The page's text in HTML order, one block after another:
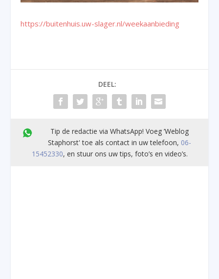
https://buitenhuis.uw-slager.nl/weekaanbieding
DEEL:
Tip de redactie via WhatsApp! Voeg ’Weblog
Staphorst' toe als contact in uw telefoon, 06-
15452330, en stuur ons uw tips, foto’s en video’s.